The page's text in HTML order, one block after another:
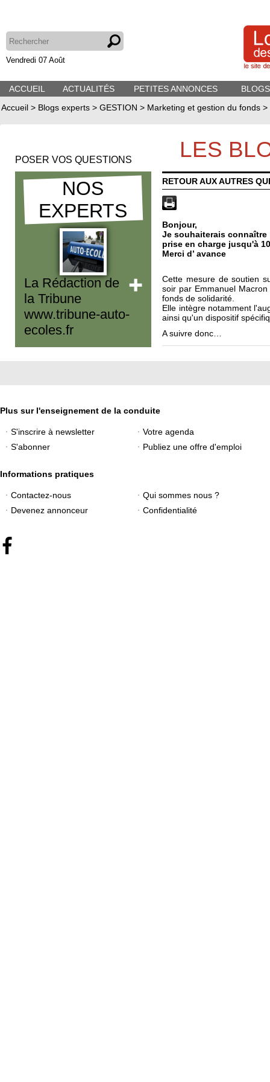
Vendredi 07 Août
ACCUEIL ACTUALITÉS PETITES ANNONCES
Accueil > Blogs experts > GESTION > Marketing et gestion du fonds >
POSER VOS QUESTIONS LES
NOS
EXPERTS
La Rédaction de
la Tribune
www.tribune-auto-
ecoles.fr
RETOUR AUX AUTRES
Bonjour,
Je souhaiterais
prise en charge jusqu'à
Merci d’ avance
Cette mesure de soutien
soir par Emmanuel
fonds de solidarité.
Elle intègre notamment
ainsi qu'un dispositif
A suivre donc…
Plus sur l'enseignement de la conduite
S'inscrire à newsletter
Votre agenda
S'abonner
Publiez une offre d'emploi
Informations pratiques
Contactez-nous
Qui sommes nous ?
Devenez annonceur
Confidentialité